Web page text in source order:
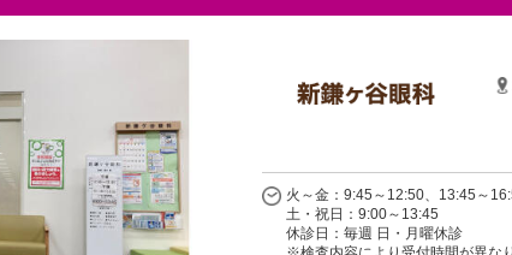
火～金：9:45～12:50、13:45～
土・祝日：9:00～13:45
休診日：毎週 日・月曜休診